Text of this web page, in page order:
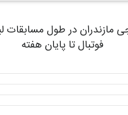
فوتبال تا پایان هفته